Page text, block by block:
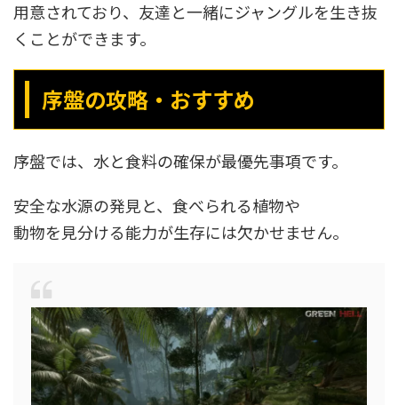
用意されており、友達と一緒にジャングルを生き抜
くことができます。
序盤の攻略・おすすめ
序盤では、水と食料の確保が最優先事項です。
安全な水源の発見と、食べられる植物や
動物を見分ける能力が生存には欠かせません。